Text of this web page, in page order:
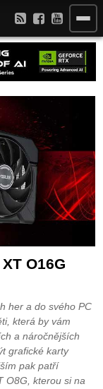
O16G
her a do svého PC
která by vám
a náročnějších
grafické karty
pak patří
O8G, kterou si na